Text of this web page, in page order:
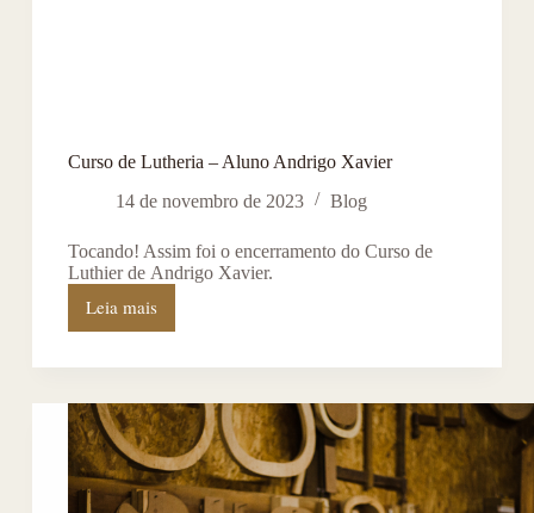
Curso de Lutheria – Aluno Andrigo Xavier
14 de novembro de 2023
Blog
Tocando! Assim foi o encerramento do Curso de
Luthier de Andrigo Xavier.
Leia mais